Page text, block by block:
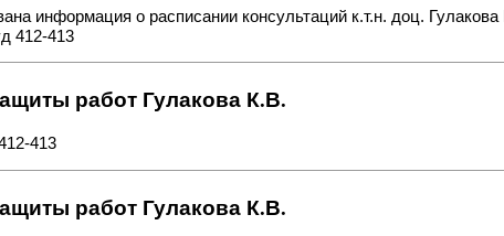
информация о расписании консультаций к.т.н. доц.
412-413
работ Гулакова К.В.
413
работ Гулакова К.В.